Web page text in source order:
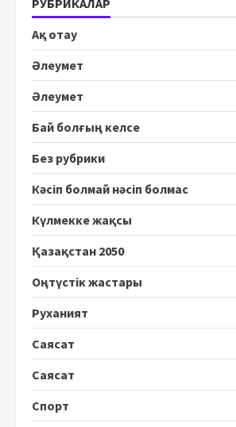
Ақ отау
Әлеумет
Әлеумет
Бай болғың келсе
Без рубрики
Кәсіп болмай нәсіп болмас
Күлмекке жақсы
Қазақстан 2050
Оңтүстік жастары
Руханият
Саясат
Саясат
Спорт